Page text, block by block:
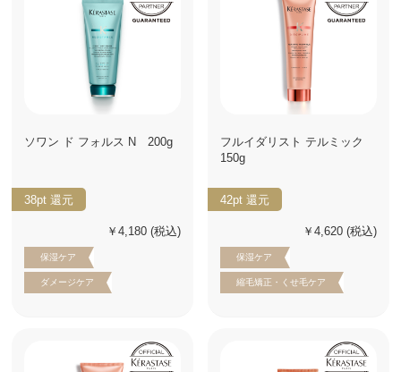
ソワン ド フォルス N 200g
38pt 還元
￥4,180 (税込)
保湿ケア
ダメージケア
フルイダリスト テルミック
150g
42pt 還元
￥4,620 (税込)
保湿ケア
縮毛矯正・くせ毛ケア